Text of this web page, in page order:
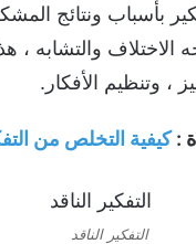
بأسباب ونتائج
الاختلاف والتشابه ،
، وتنظيم الأفكار.
:كيفية التخلص من
التفكير الناقد